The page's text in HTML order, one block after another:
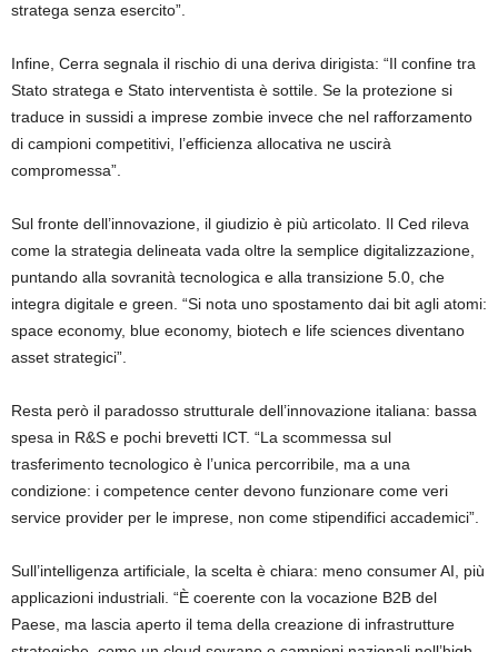
stratega senza esercito”.
Infine, Cerra segnala il rischio di una deriva dirigista: “Il confine tra
Stato stratega e Stato interventista è sottile. Se la protezione si
traduce in sussidi a imprese zombie invece che nel rafforzamento
di campioni competitivi, l’efficienza allocativa ne uscirà
compromessa”.
Sul fronte dell’innovazione, il giudizio è più articolato. Il Ced rileva
come la strategia delineata vada oltre la semplice digitalizzazione,
puntando alla sovranità tecnologica e alla transizione 5.0, che
integra digitale e green. “Si nota uno spostamento dai bit agli atomi:
space economy, blue economy, biotech e life sciences diventano
asset strategici”.
Resta però il paradosso strutturale dell’innovazione italiana: bassa
spesa in R&S e pochi brevetti ICT. “La scommessa sul
trasferimento tecnologico è l’unica percorribile, ma a una
condizione: i competence center devono funzionare come veri
service provider per le imprese, non come stipendifici accademici”.
Sull’intelligenza artificiale, la scelta è chiara: meno consumer AI, più
applicazioni industriali. “È coerente con la vocazione B2B del
Paese, ma lascia aperto il tema della creazione di infrastrutture